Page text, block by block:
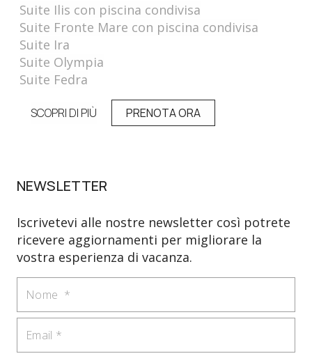
Suite Ilis con piscina condivisa
Suite Fronte Mare con piscina condivisa
Suite Ira
Suite Olympia
Suite Fedra
SCOPRI DI PIÙ PRENOTA ORA
NEWSLETTER
Iscrivetevi alle nostre newsletter così potrete
ricevere aggiornamenti per migliorare la
vostra esperienza di vacanza.